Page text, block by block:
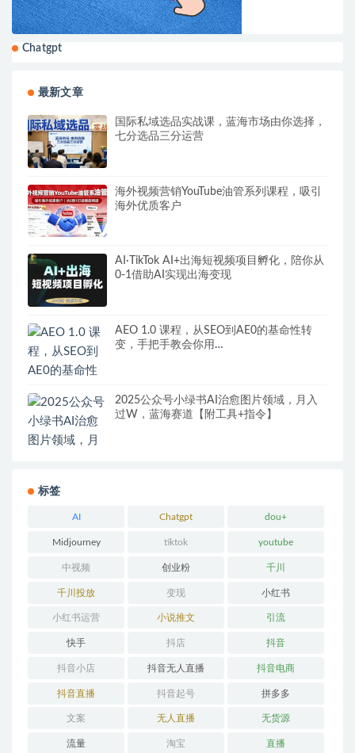
Chatgpt
最新文章
国际私域选品实战课，蓝海市场由你选择，
七分选品三分运营
海外视频营销YouTube油管系列课程，吸引
海外优质客户
AI·TikTok AI+出海短视频项目孵化，陪你从
0-1借助AI实现出海变现
AEO 1.0 课程，从SEO到AE0的基命性转
变，手把手教会你用
2025公众号小绿书AI治愈图片领域，月入
过W，蓝海赛道【附工具+指令】
标签
AI Chatgpt dou+
Midjourney tiktok youtube
中视频 创业粉 千川
千川投放 变现 小红书
小红书运营 小说推文 引流
快手 抖店 抖音
抖音小店 抖音无人直播 抖音电商
抖音直播 抖音起号 拼多多
文案 无人直播 无货源
流量 淘宝 直播